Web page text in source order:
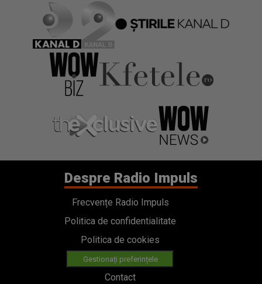
Despre Radio Impuls
Frecvențe Radio Impuls
Politica de confidentialitate
Politica de cookies
Gestionați preferințele
Contact